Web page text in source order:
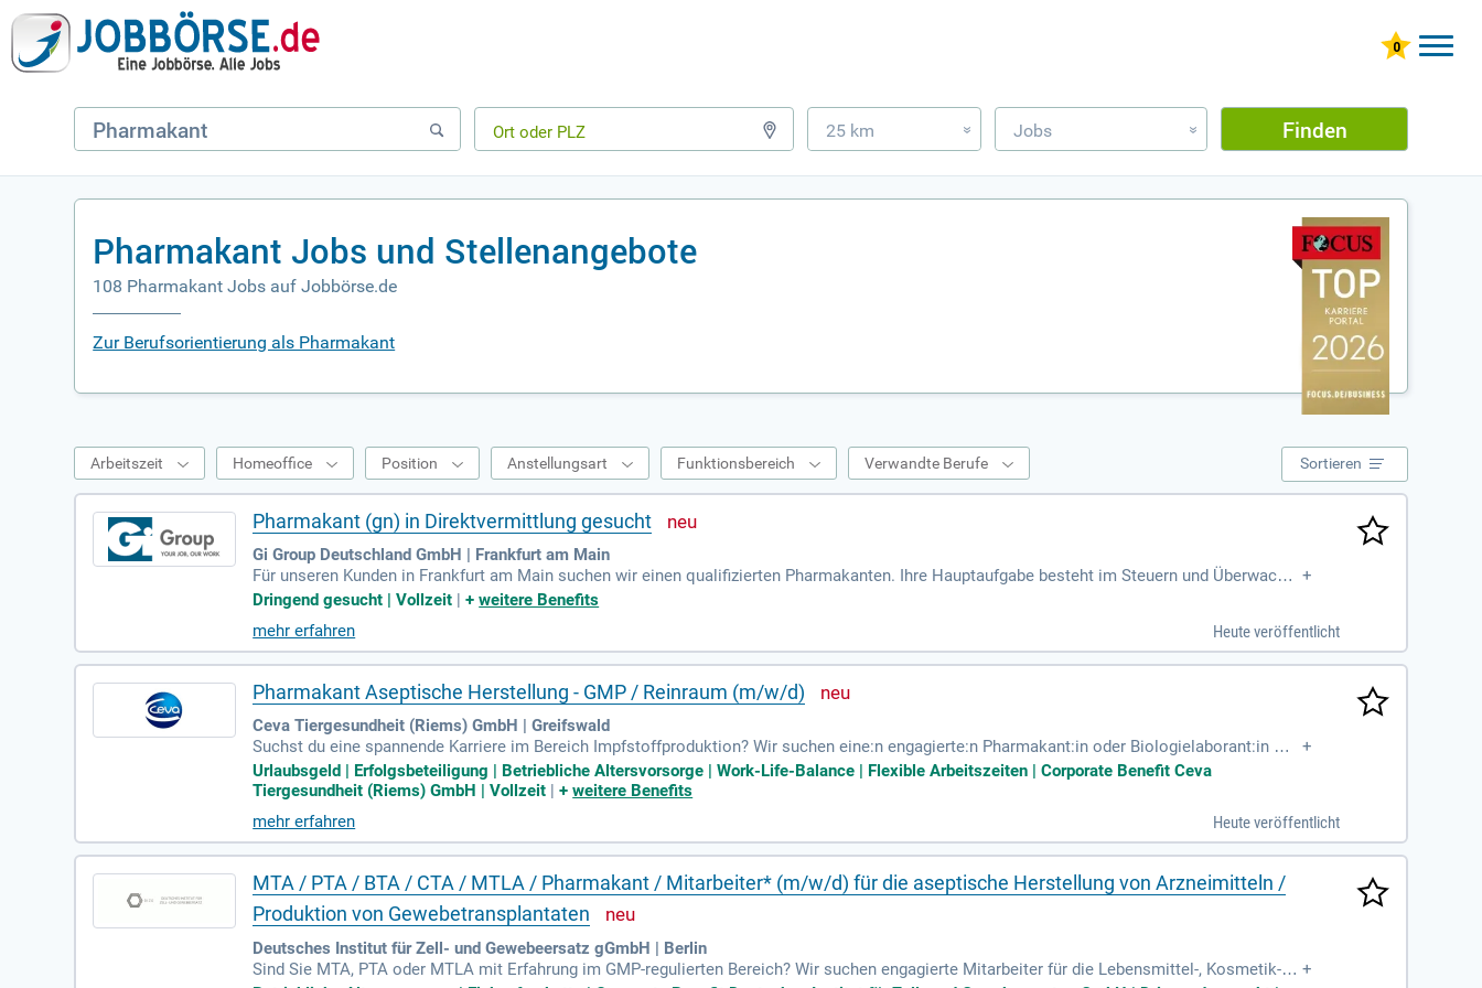
25 km » Jobs » Finden
Pharmakant Jobs und Stellenangebote
108 Pharmakant Jobs auf Jobbörse.de
Zur Berufsorientierung als Pharmakant
Arbeitszeit Homeoffice Position Anstellungsart Funktionsbereich Verwandte Berufe Sortieren
Pharmakant (gn) in Direktvermittlung gesucht
Gi Group Deutschland GmbH | Frankfurt am Main
Für unseren Kunden in Frankfurt am Main suchen wir einen qualifizierten Pharmakanten. Ihre Hauptaufgabe besteht im Steuern und Überwache
n der Herstellprozesse in der pharmazeutischen Produktion. Zudem sind Sie für die Instandhaltung und den ordnungsgemäßen Betrieb von Abf
üllanlagen, Kontrollmaschinen und Depalettierern zuständig. Ergänzende Maßnahmen zur Sicherstellung des Herstellungsprozesses gehören e
benfalls zu Ihren Aufgaben. Sie dokumentieren alle Vorgänge präzise gemäß der Prozesskette und arbeiten stets gemäß den Verfahrensanweis
ungen unter Berücksichtigung von GMP und SGU. Voraussetzungen sind eine abgeschlossene naturwissenschaftliche oder technische Ausbild
+
Dringend gesucht | Vollzeit |+weitere Benefits
mehr erfahren
Heute veröffentlicht
Pharmakant Aseptische Herstellung - GMP / Reinraum (m/w/d)
Ceva Tiergesundheit (Riems) GmbH | Greifswald
Suchst du eine spannende Karriere im Bereich Impfstoffproduktion? Wir suchen eine:n engagierte:n Pharmakant:in oder Biologielaborant:in mit
Erfahrung in der aseptischen Fertigung und GMP-Kenntnissen. Du arbeitest verantwortungsbewusst in einem Infektionslabor und bringst sicher
es Deutsch (C1) sowie Englisch (B1) mit. Dein Einsatz wird mit 30 Urlaubstagen, Urlaubsgeld und Erfolgsbeteiligung honoriert. Zudem profitier
strächtige Position in der Biotechnologie!
+
Urlaubsgeld | Erfolgsbeteiligung | Betriebliche Altersvorsorge | Work-Life-Balance | Flexible Arbeitszeiten | Corporate Benefit Ceva
Tiergesundheit (Riems) GmbH | Vollzeit |+weitere Benefits
mehr erfahren
Heute veröffentlicht
MTA / PTA / BTA / CTA / MTLA / Pharmakant / Mitarbeiter* (m/w/d) für die aseptische Herstellung von Arzneimitteln /
Produktion von Gewebetransplantaten
Deutsches Institut für Zell- und Gewebeersatz gGmbH | Berlin
Sind Sie MTA, PTA oder MTLA mit Erfahrung im GMP-regulierten Bereich? Wir suchen engagierte Mitarbeiter für die Lebensmittel-, Kosmetik- o +